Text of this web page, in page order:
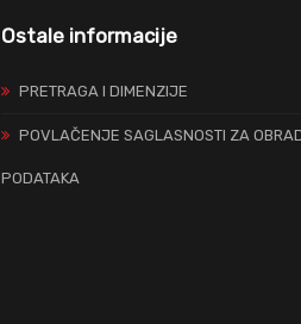
Ostale informacije
PRETRAGA I DIMENZIJE
POVLAČENJE SAGLASNOSTI ZA
PODATAKA